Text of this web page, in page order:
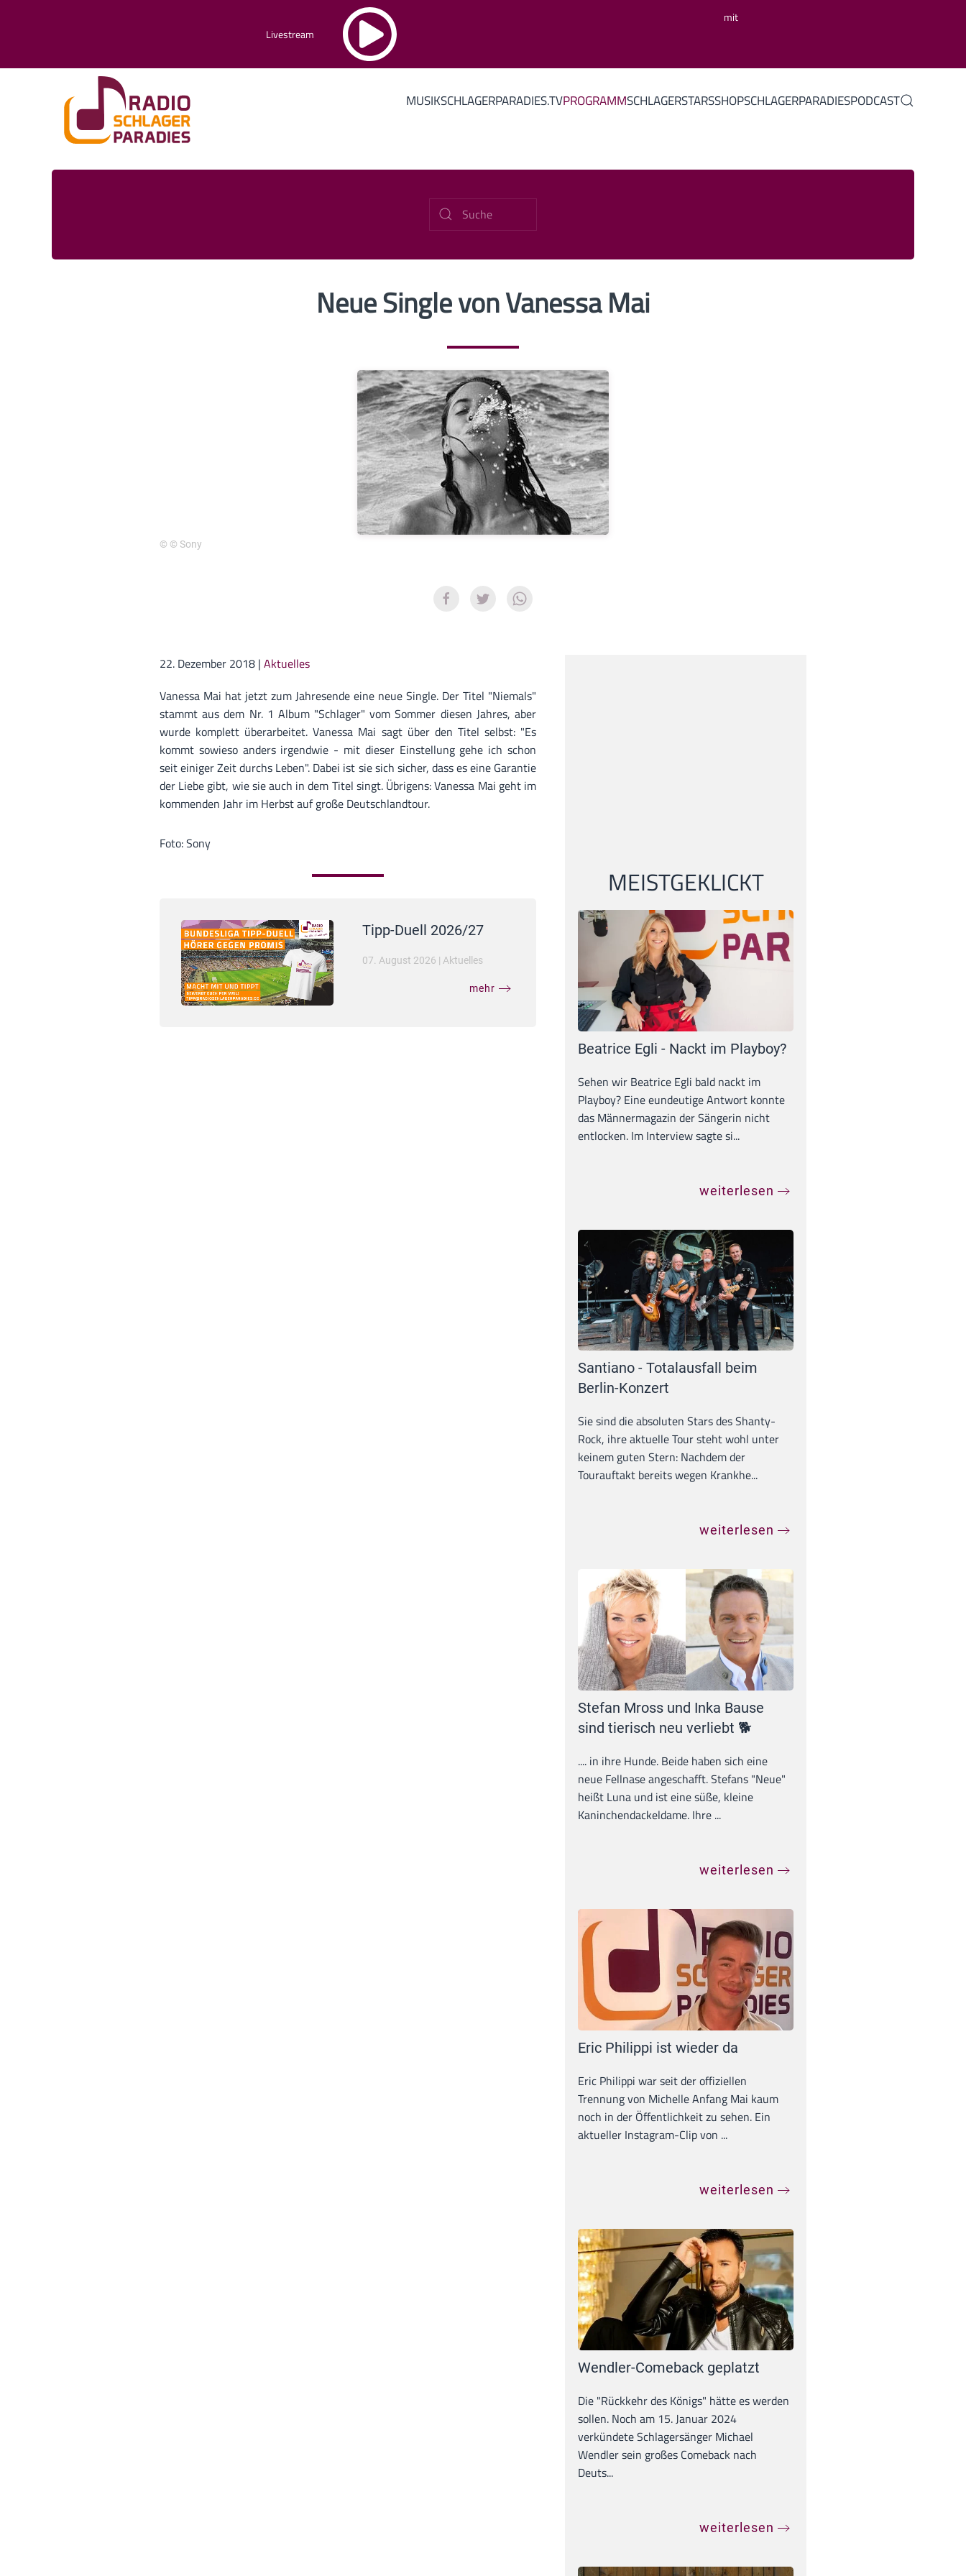
Livestream
mit
MUSIKSCHLAGERPARADIES.TVPROGRAMMSCHLAGERSTARSSHOPSCHLAGERPARADIESPODCAST
Neue Single von Vanessa Mai
© © Sony
22. Dezember 2018 | Aktuelles
Vanessa Mai hat jetzt zum Jahresende eine neue Single. Der Titel "Niemals"
stammt aus dem Nr. 1 Album "Schlager" vom Sommer diesen Jahres, aber
wurde komplett überarbeitet. Vanessa Mai sagt über den Titel selbst: "Es
kommt sowieso anders irgendwie - mit dieser Einstellung gehe ich schon
seit einiger Zeit durchs Leben". Dabei ist sie sich sicher, dass es eine Garantie
der Liebe gibt, wie sie auch in dem Titel singt. Übrigens: Vanessa Mai geht im
kommenden Jahr im Herbst auf große Deutschlandtour.
Foto: Sony
Tipp-Duell 2026/27
07. August 2026 | Aktuelles
mehr
MEISTGEKLICKT
Beatrice Egli - Nackt im Playboy?
Sehen wir Beatrice Egli bald nackt im
Playboy? Eine eundeutige Antwort konnte
das Männermagazin der Sängerin nicht
entlocken. Im Interview sagte si...
weiterlesen
Santiano - Totalausfall beim
Berlin-Konzert
Sie sind die absoluten Stars des Shanty-
Rock, ihre aktuelle Tour steht wohl unter
keinem guten Stern: Nachdem der
Tourauftakt bereits wegen Krankhe...
weiterlesen
Stefan Mross und Inka Bause
sind tierisch neu verliebt 🐕
.... in ihre Hunde. Beide haben sich eine
neue Fellnase angeschafft. Stefans "Neue"
heißt Luna und ist eine süße, kleine
Kaninchendackeldame. Ihre ...
weiterlesen
Eric Philippi ist wieder da
Eric Philippi war seit der offiziellen
Trennung von Michelle Anfang Mai kaum
noch in der Öffentlichkeit zu sehen. Ein
aktueller Instagram-Clip von ...
weiterlesen
Wendler-Comeback geplatzt
Die "Rückkehr des Königs" hätte es werden
sollen. Noch am 15. Januar 2024
verkündete Schlagersänger Michael
Wendler sein großes Comeback nach
Deuts...
weiterlesen